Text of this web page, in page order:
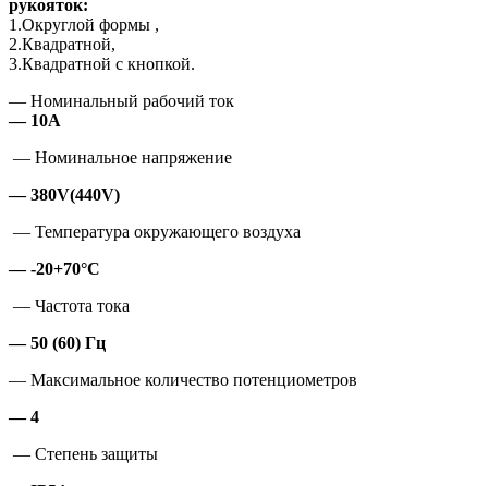
рукояток:
1.Округлой формы ,
2.Квадратной,
3.Квадратной с кнопкой.
— Номинальный рабочий ток
— 10А
— Номинальное напряжение
— 380V(440V)
— Температура окружающего воздуха
— -20+70°С
— Частота тока
— 50 (60) Гц
— Максимальное количество потенциометров
— 4
— Степень защиты